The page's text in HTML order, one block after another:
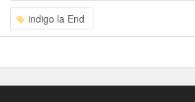
indigo la End